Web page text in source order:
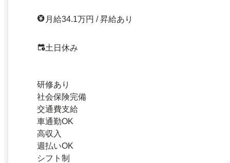
月給34.1万円 / 昇給あり
土日休み
研修あり
社会保険完備
交通費支給
車通勤OK
高収入
週払いOK
シフト制